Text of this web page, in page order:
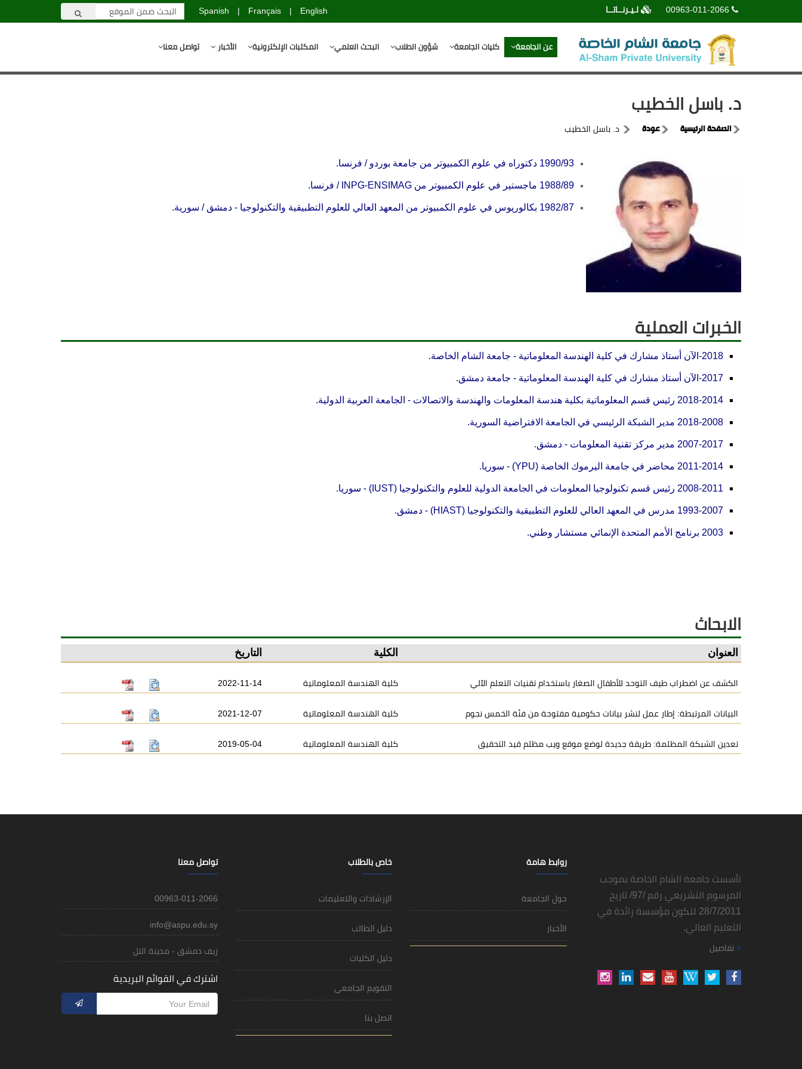
00963-011-2066 لـيـرنــاتــا English
|
Français
|
Spanish
عن الجامعة كليات الجامعة شؤون الطلاب البحث العلمي المكتبات الإلكترونية الأخبار تواصل معنا
د. باسل الخطيب
الصفحة الرئيسية عودة د. باسل الخطيب
1990/93 دكتوراه في علوم الكمبيوتر من جامعة بوردو / فرنسا.
1988/89 ماجستير في علوم الكمبيوتر من INPG-ENSIMAG / فرنسا.
1982/87 بكالوريوس في علوم الكمبيوتر من المعهد العالي للعلوم التطبيقية والتكنولوجيا - دمشق / سورية.
الخبرات العملية
2018-الآن أستاذ مشارك في كلية الهندسة المعلوماتية - جامعة الشام الخاصة.
2017-الآن أستاذ مشارك في كلية الهندسة المعلوماتية - جامعة دمشق.
2018-2014 رئيس قسم المعلوماتية بكلية هندسة المعلومات والهندسة والاتصالات - الجامعة العربية الدولية.
2018-2008 مدير الشبكة الرئيسي في الجامعة الافتراضية السورية.
2007-2017 مدير مركز تقنية المعلومات - دمشق.
2011-2014 محاضر في جامعة اليرموك الخاصة (YPU) - سوريا.
2008-2011 رئيس قسم تكنولوجيا المعلومات في الجامعة الدولية للعلوم والتكنولوجيا (IUST) - سوريا.
1993-2007 مدرس في المعهد العالي للعلوم التطبيقية والتكنولوجيا (HIAST) - دمشق.
2003 برنامج الأمم المتحدة الإنمائي مستشار وطني.
الابحاث
العنوان الكلية التاريخ
الكشف عن اضطراب طيف التوحد للأطفال الصغار باستخدام تقنيات التعلم الآلي كلية الهندسة المعلوماتية 2022-11-14
البيانات المرتبطة: إطار عمل لنشر بيانات حكومية مفتوحة من فئة الخمس نجوم كلية الهندسة المعلوماتية 2021-12-07
تعدين الشبكة المظلمة: طريقة جديدة لوضع موقع ويب مظلم قيد التحقيق كلية الهندسة المعلوماتية 2019-05-04
تأسست جامعة الشام الخاصة بموجب
المرسوم التشريعي رقم /97/ تاريخ
28/7/2011 لتكون مؤسسة رائدة في
التعليم العالي.
تفاصيل
روابط هامة
حول الجامعة
الأخبار
خاص بالطلاب
الإرشادات والتعليمات
دليل الطالب
دليل الكليات
التقويم الجامعي
اتصل بنا
تواصل معنا
00963-011-2066
info@aspu.edu.sy
ريف دمشق - مدينة التل
اشترك في القوائم البريدية